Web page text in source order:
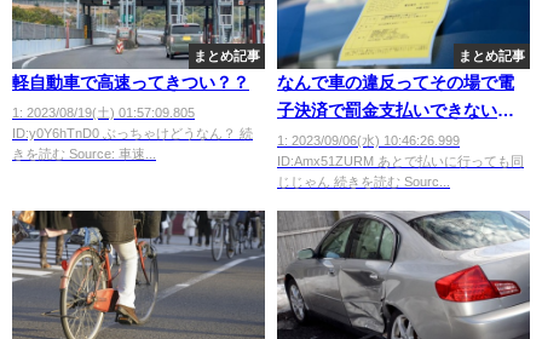
まとめ記事
軽自動車で高速ってきつい？？
1: 2023/08/19(土) 01:57:09.805
ID:y0Y6hTnD0 ぶっちゃけどうなん？ 続
きを読む Source: 車速...
まとめ記事
なんで車の違反ってその場で電
子決済で罰金支払いできない
の？
1: 2023/09/06(水) 10:46:26.999
ID:Amx51ZURM あとで払いに行っても同
じじゃん 続きを読む Sourc...